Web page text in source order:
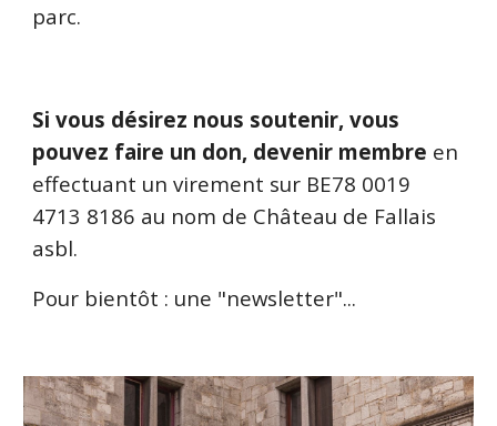
parc.
Si vous désirez nous soutenir, vous
pouvez faire un don, devenir membre en
effectuant un virement sur BE78 0019
4713 8186 au nom de Château de Fallais
asbl.
Pour bientôt : une "newsletter"...